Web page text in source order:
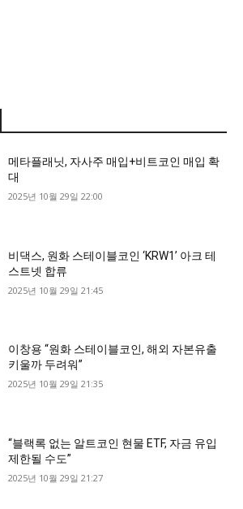
메타플래닛, 자사주 매입+비트코인 매입 확
대
2025년 10월 29일 22:00
비댁스, 원화 스테이블코인 ‘KRW1’ 아크 테
스트넷 합류
2025년 10월 29일 21:45
이창용 “원화 스테이블코인, 해외 자본유출
키울까 두려워”
2025년 10월 29일 21:35
“블랙록 없는 알트코인 현물 ETF, 자금 유입
제한될 수도”
2025년 10월 29일 21:27